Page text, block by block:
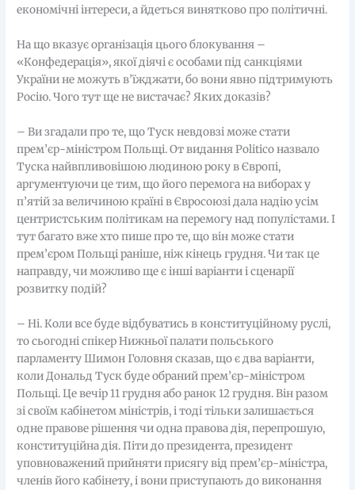
економічні інтереси, а йдеться винятково про політичні.
На що вказує організація цього блокування –
«Конфедерація», якої діячі є особами під санкціями
України не можуть в’їжджати, бо вони явно підтримують
Росію. Чого тут ще не вистачає? Яких доказів?
– Ви згадали про те, що Туск невдовзі може стати
прем’єр-міністром Польщі. От видання Politico назвало
Туска найвпливовішою людиною року в Європі,
аргументуючи це тим, що його перемога на виборах у
п’ятій за величиною країні в Євросоюзі дала надію усім
центристським політикам на перемогу над популістами. І
тут багато вже хто пише про те, що він може стати
прем’єром Польщі раніше, ніж кінець грудня. Чи так це
направду, чи можливо ще є інші варіанти і сценарії
розвитку подій?
– Ні. Коли все буде відбуватись в конституційному руслі,
то сьогодні спікер Нижньої палати польського
парламенту Шимон Головня сказав, що є два варіанти,
коли Дональд Туск буде обраний прем’єр-міністром
Польщі. Це вечір 11 грудня або ранок 12 грудня. Він разом
зі своїм кабінетом міністрів, і тоді тільки залишається
одне правове рішення чи одна правова дія, перепрошую,
конституційна дія. Піти до президента, президент
уповноважений прийняти присягу від прем’єр-міністра,
членів його кабінету, і вони приступають до виконання